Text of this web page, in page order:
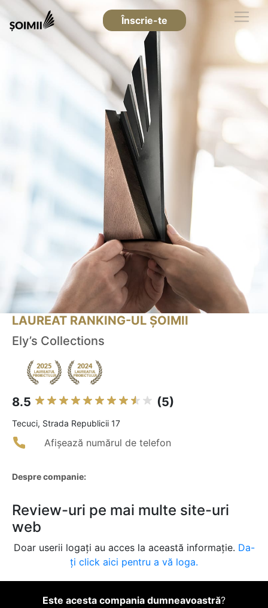
Înscrie-te
LAUREAT RANKING-UL ȘOIMII
Ely’s Collections
8.5 (5)
Tecuci, Strada Republicii 17
Afișează numărul de telefon
Despre companie:
Review-uri pe mai multe site-uri
web
Doar userii logați au acces la această informație. Da-
ți click aici pentru a vă loga.
Este acesta compania dumneavoastră?